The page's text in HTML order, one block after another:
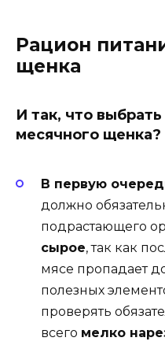
Рацион
щенка
И так, что
месячного щенка?
В первую
должно
подрастающего
сырое, так как
мясе пропадает
полезных
проверять
всего мелко